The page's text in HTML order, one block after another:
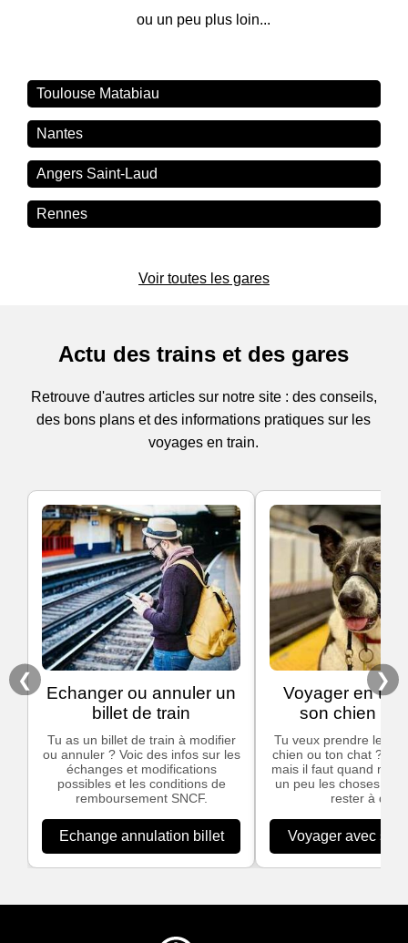
ou un peu plus loin...
Toulouse Matabiau
Nantes
Angers Saint-Laud
Rennes
Voir toutes les gares
Actu des trains et des gares
Retrouve d'autres articles sur notre site : des conseils,
des bons plans et des informations pratiques sur les
voyages en train.
❮
Echanger ou annuler un
billet de train
Tu as un billet de train à modifier
ou annuler ? Voic des infos sur les
échanges et modifications
possibles et les conditions de
remboursement SNCF.
Echange annulation billet
Voyager en
son chien ou
Tu veux prendre le
chien ou ton chat ?
mais il faut quand
un peu les choses
rester à quai.
Voyager avec son
❯